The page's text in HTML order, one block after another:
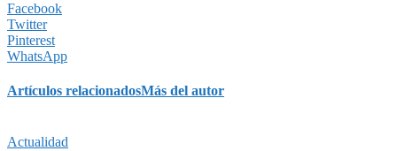
Facebook
Twitter
Pinterest
WhatsApp
Artículos relacionadosMás del autor
Actualidad